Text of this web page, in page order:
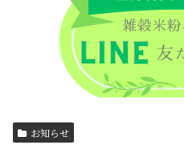
お知らせ